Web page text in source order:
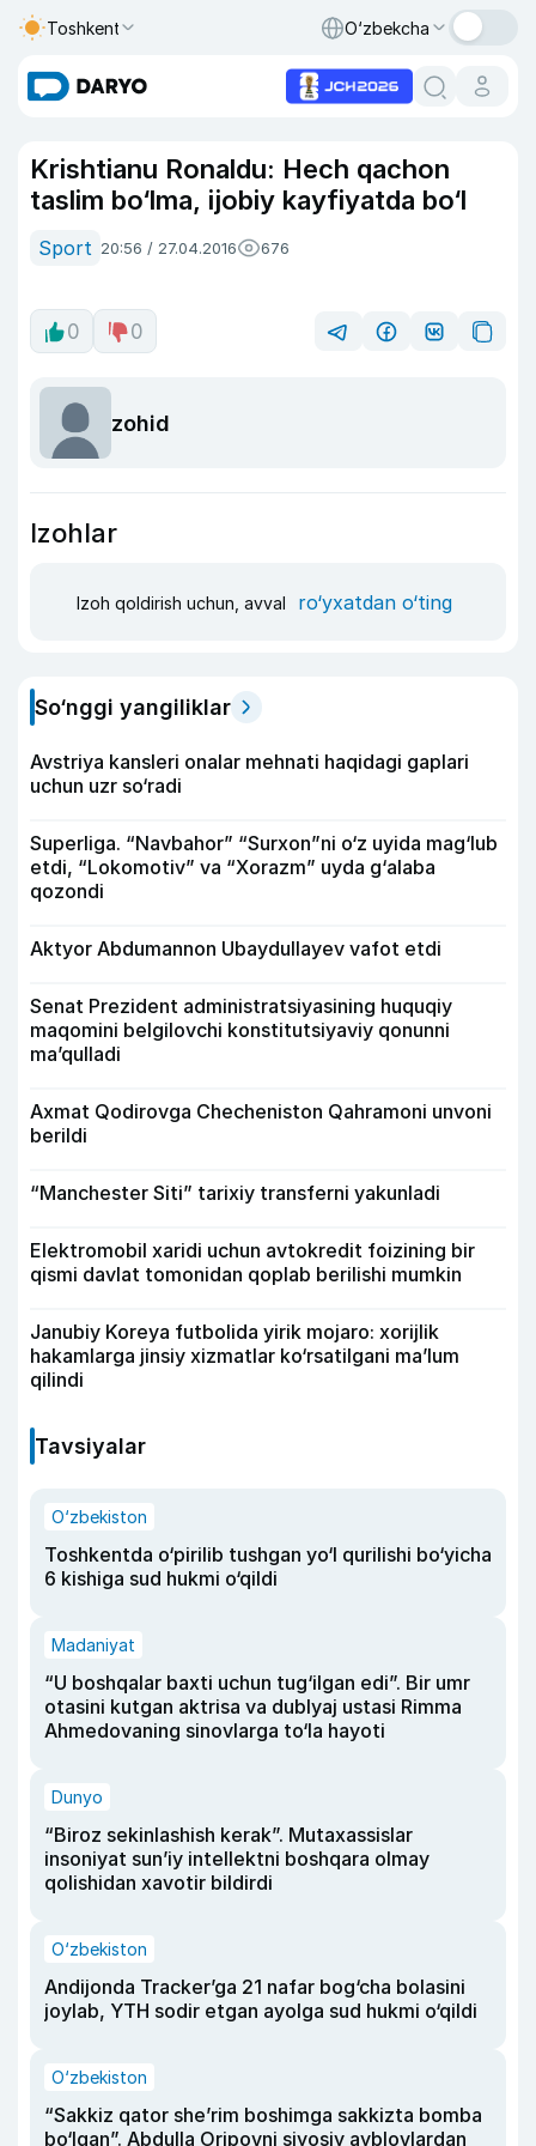
Toshkent O‘zbekcha
Krishtianu Ronaldu: Hech qachon
taslim bo‘lma, ijobiy kayfiyatda bo‘l
Sport 20:56 / 27.04.2016 676
0 0
zohid
Izohlar
Izoh qoldirish uchun, avval ro‘yxatdan o‘ting
So‘nggi yangiliklar
Avstriya kansleri onalar mehnati haqidagi gaplari
uchun uzr so‘radi
Superliga. “Navbahor” “Surxon”ni o‘z uyida mag‘lub
etdi, “Lokomotiv” va “Xorazm” uyda g‘alaba
qozondi
Aktyor Abdu­mannon Ubaydullayev vafot etdi
Senat Prezident administratsiyasining huquqiy
maqomini belgilovchi konstitutsiyaviy qonunni
ma’qulladi
Axmat Qodirovga Checheniston Qahramoni unvoni
berildi
“Manchester Siti” tarixiy transferni yakunladi
Elektromobil xaridi uchun avtokredit foizining bir
qismi davlat tomonidan qoplab berilishi mumkin
Janubiy Koreya futbolida yirik mojaro: xorijlik
hakamlarga jinsiy xizmatlar ko‘rsatilgani ma’lum
qilindi
Tavsiyalar
O‘zbekiston
Toshkentda o‘pirilib tushgan yo‘l qurilishi bo‘yicha
6 kishiga sud hukmi o‘qildi
Madaniyat
“U boshqalar baxti uchun tug‘ilgan edi”. Bir umr
otasini kutgan aktrisa va dublyaj ustasi Rimma
Ahmedovaning sinovlarga to‘la hayoti
Dunyo
“Biroz sekinlashish kerak”. Mutaxassislar
insoniyat sun’iy intellektni boshqara olmay
qolishidan xavotir bildirdi
O‘zbekiston
Andijonda Tracker’ga 21 nafar bog‘cha bolasini
joylab, YTH sodir etgan ayolga sud hukmi o‘qildi
O‘zbekiston
“Sakkiz qator she’rim boshimga sakkizta bomba
bo‘lgan”. Abdulla Oripovni siyosiy ayblovlardan